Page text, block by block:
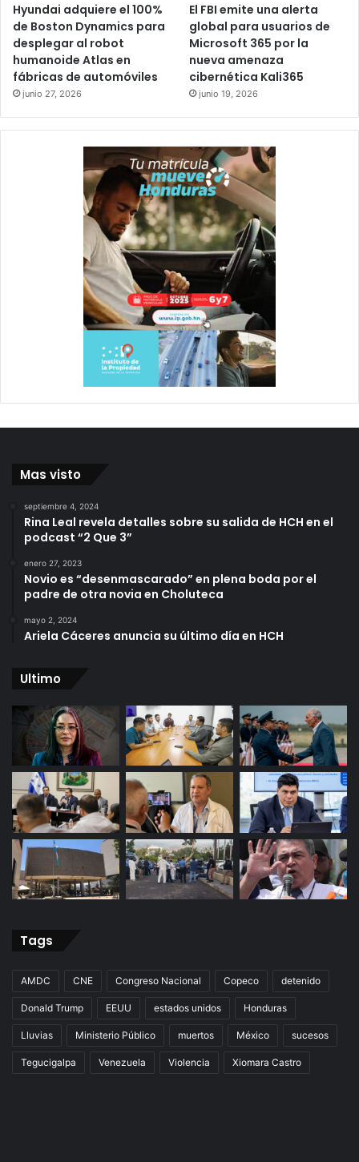
Hyundai adquiere el 100%
de Boston Dynamics para
desplegar al robot
humanoide Atlas en
fábricas de automóviles
junio 27, 2026
El FBI emite una alerta
global para usuarios de
Microsoft 365 por la
nueva amenaza
cibernética Kali365
junio 19, 2026
Mas visto
septiembre 4, 2024
Rina Leal revela detalles sobre su salida de HCH en el
podcast “2 Que 3”
enero 27, 2023
Novio es “desenmascarado” en plena boda por el
padre de otra novia en Choluteca
mayo 2, 2024
Ariela Cáceres anuncia su último día en HCH
Ultimo
Tags
AMDC CNE Congreso Nacional Copeco detenido
Donald Trump EEUU estados unidos Honduras
Lluvias Ministerio Público muertos México sucesos
Tegucigalpa Venezuela Violencia Xiomara Castro